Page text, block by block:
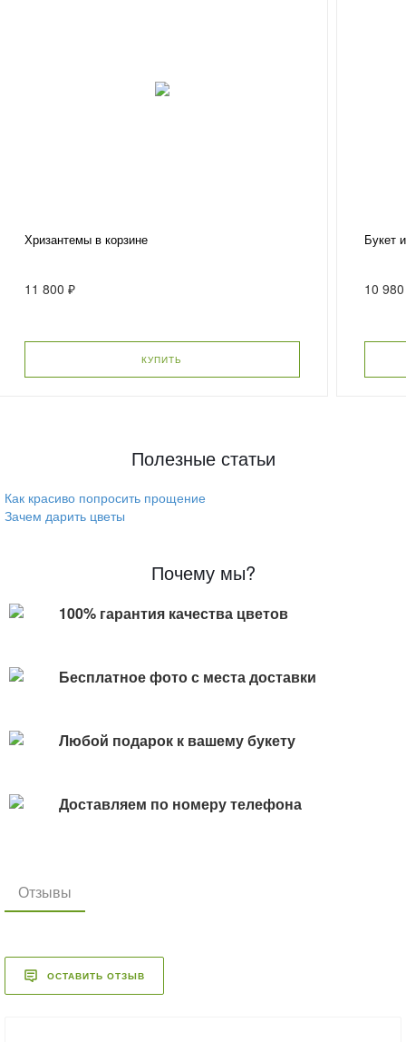
Хризантемы в корзине
11 800 ₽
КУПИТЬ
Букет
10
Полезные статьи
Как красиво попросить прощение
Зачем дарить цветы
Почему мы?
100% гарантия качества цветов
Бесплатное фото с места доставки
Любой подарок к вашему букету
Доставляем по номеру телефона
Отзывы
ОСТАВИТЬ ОТЗЫВ